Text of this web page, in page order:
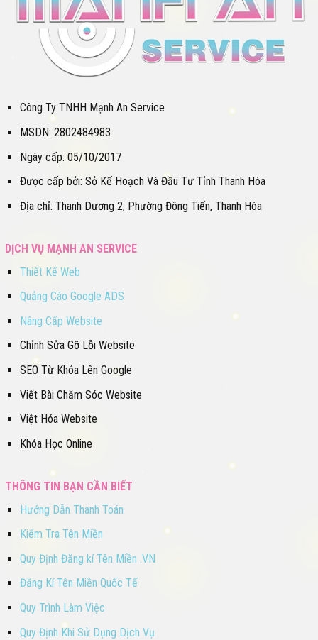
Công Ty TNHH Mạnh An Service
MSDN: 2802484983
Ngày cấp: 05/10/2017
Được cấp bởi: Sở Kế Hoạch Và Đầu Tư Tỉnh Thanh Hóa
Địa chỉ: Thanh Dương 2, Phường Đông Tiến, Thanh Hóa
DỊCH VỤ MẠNH AN SERVICE
Thiết Kế Web
Quảng Cáo Google ADS
Nâng Cấp Website
Chỉnh Sửa Gỡ Lỗi Website
SEO Từ Khóa Lên Google
Viết Bài Chăm Sóc Website
Việt Hóa Website
Khóa Học Online
THÔNG TIN BẠN CẦN BIẾT
Hướng Dẫn Thanh Toán
Kiểm Tra Tên Miền
Quy Định Đăng kí Tên Miền .VN
Đăng Kí Tên Miền Quốc Tế
Quy Trình Làm Việc
Quy Định Khi Sử Dụng Dịch Vụ